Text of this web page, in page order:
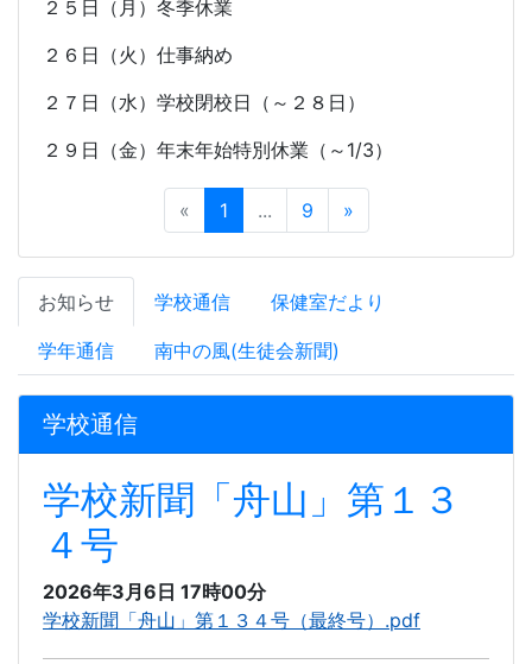
２５日（月）冬季休業
２６日（火）仕事納め
２７日（水）学校閉校日（～２８日）
２９日（金）年末年始特別休業（～ 1/3）
« 1 ... 9 »
お知らせ 学校通信 保健室だより
学年通信 南中の風(生徒会新聞)
学校通信
学校新聞「舟山」第１３
４号
2026年3月6日 17時00分
学校新聞「舟山」第１３４号（最終号）.pdf